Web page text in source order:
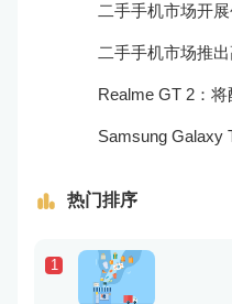
热门排序
1